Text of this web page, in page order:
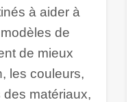
à aider à
de
de mieux
les couleurs,
des matériaux,